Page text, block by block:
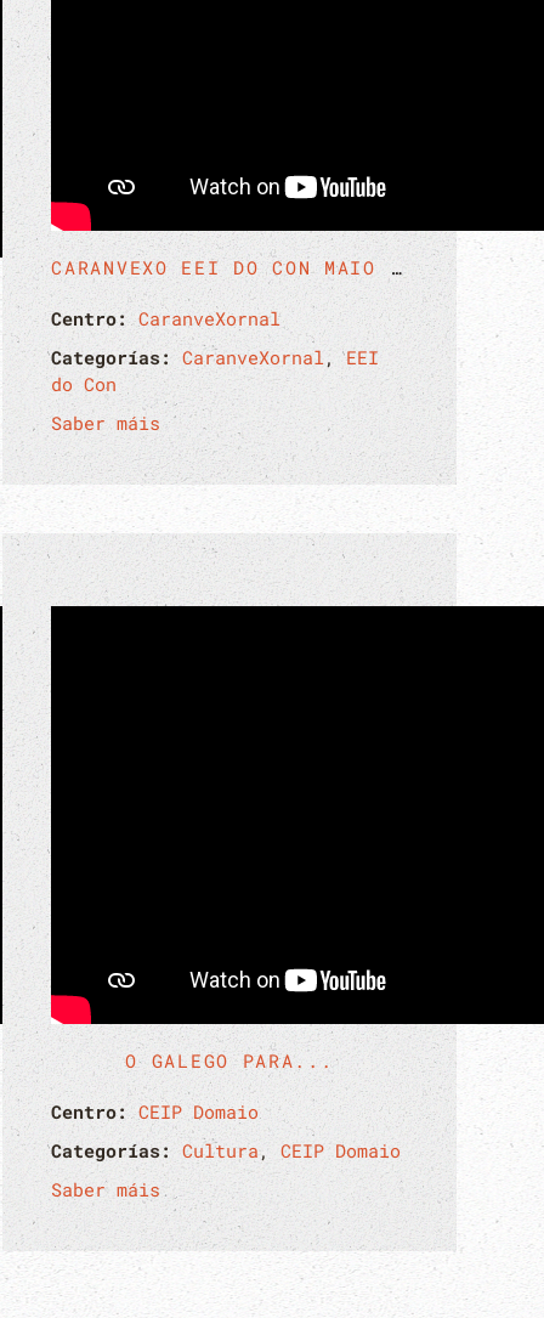
CARANVEXO EEI DO CON MAIO 2026
Centro:CaranveXornal
Categorías:CaranveXornal,EEI
do Con
Saber máis
O GALEGO PARA...
Centro:CEIP Domaio
Categorías:Cultura,CEIP Domaio
Saber máis